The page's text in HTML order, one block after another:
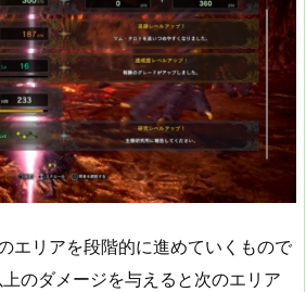
エリアを段階的に進めていくもので
のダメージを与えると次のエリア